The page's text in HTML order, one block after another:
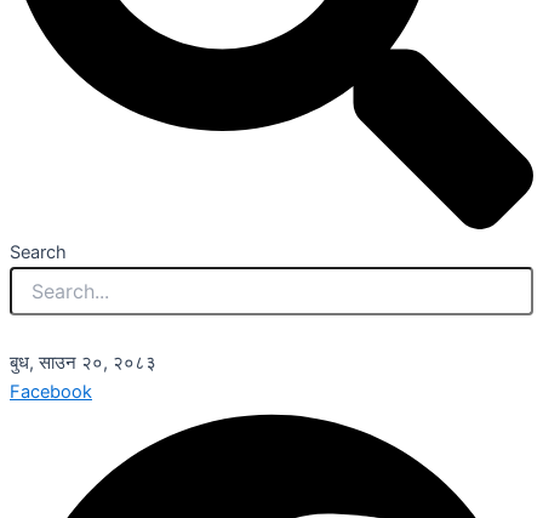
Search
बुध, साउन २०, २०८३
Facebook